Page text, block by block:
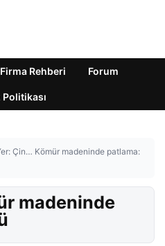
Firma Rehberi Forum
Politikası
Çin… Kömür madeninde patlama:
madeninde